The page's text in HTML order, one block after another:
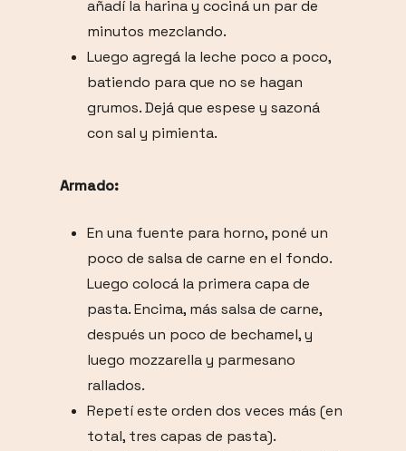
añadí la harina y cociná un par de
minutos mezclando.
Luego agregá la leche poco a poco,
batiendo para que no se hagan
grumos. Dejá que espese y sazoná
con sal y pimienta.
Armado:
En una fuente para horno, poné un
poco de salsa de carne en el fondo.
Luego colocá la primera capa de
pasta. Encima, más salsa de carne,
después un poco de bechamel, y
luego mozzarella y parmesano
rallados.
Repetí este orden dos veces más (en
total, tres capas de pasta).